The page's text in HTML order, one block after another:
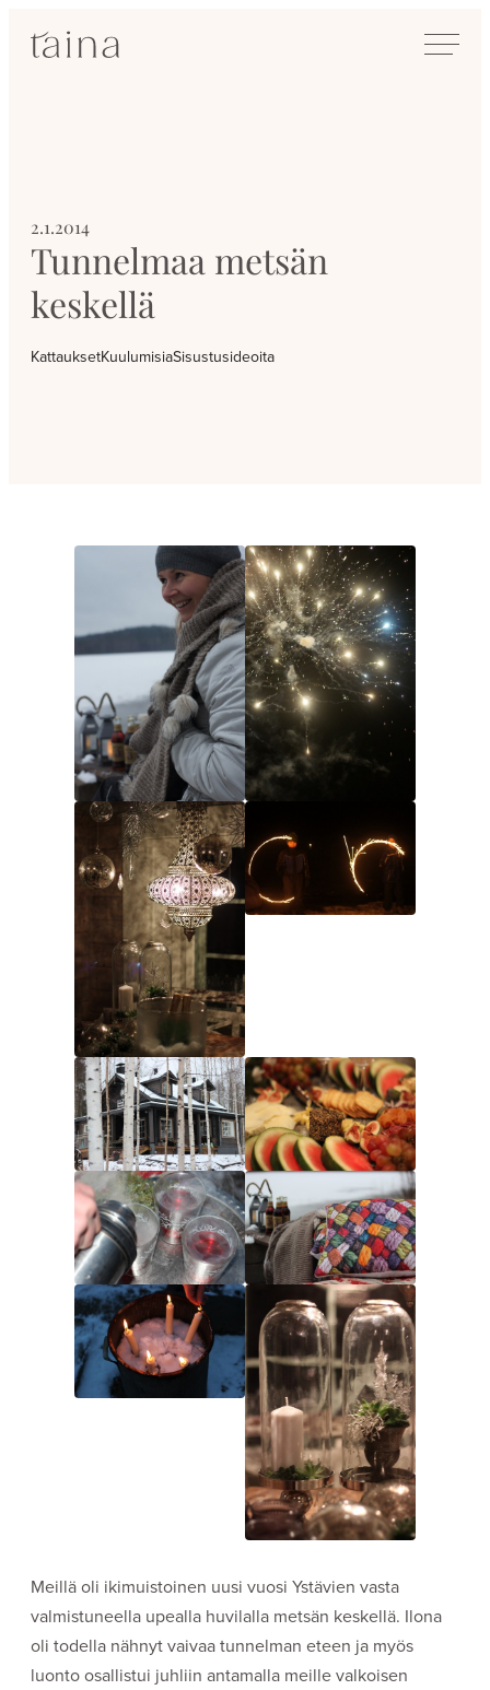
suoraan
SisustusTaina
2.1.2014
Tunnelmaa metsän
keskellä
KattauksetKuulumisiaSisustusideoita
Meillä oli ikimuistoinen uusi vuosi Ystävien vasta
valmistuneella upealla huvilalla metsän keskellä. Ilona
oli todella nähnyt vaivaa tunnelman eteen ja myös
luonto osallistui juhliin antamalla meille valkoisen